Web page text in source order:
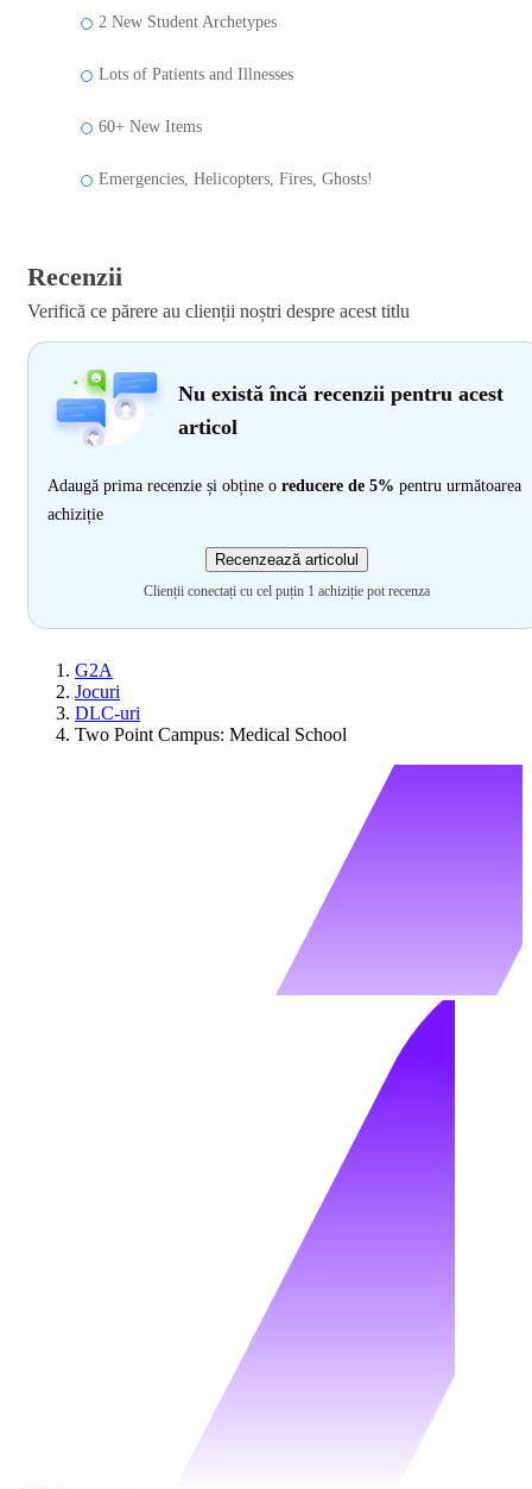
2 New Student Archetypes
Lots of Patients and Illnesses
60+ New Items
Emergencies, Helicopters, Fires, Ghosts!
Recenzii
Verifică ce părere au clienții noștri despre acest titlu
Nu există încă recenzii pentru acest
articol
Adaugă prima recenzie și obține o reducere de 5% pentru următoarea
achiziție
Recenzează articolul
Clienții conectați cu cel puțin 1 achiziție pot recenza
G2A
Jocuri
DLC-uri
Two Point Campus: Medical School